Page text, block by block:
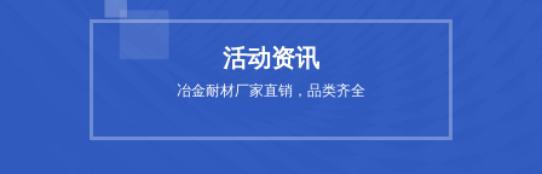
活动资讯
冶金耐材厂家直销，品类齐全